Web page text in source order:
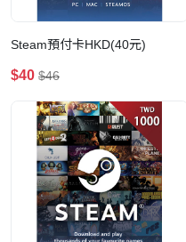
Steam預付卡HKD(40元)
$40 $46